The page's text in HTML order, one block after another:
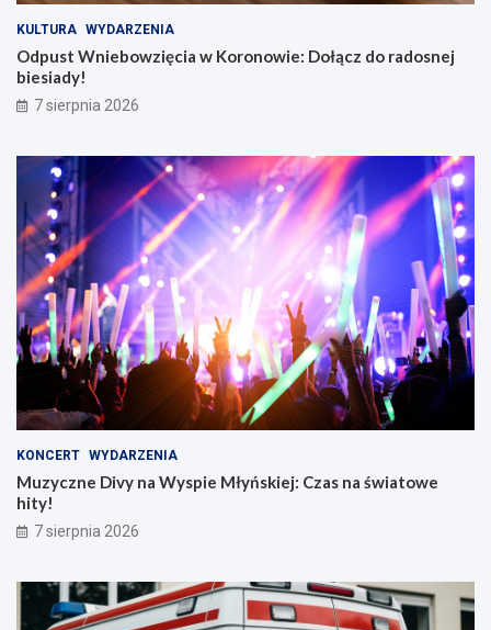
KULTURA WYDARZENIA
Odpust Wniebowzięcia w Koronowie: Dołącz do radosnej
biesiady!
7 sierpnia 2026
KONCERT WYDARZENIA
Muzyczne Divy na Wyspie Młyńskiej: Czas na światowe
hity!
7 sierpnia 2026